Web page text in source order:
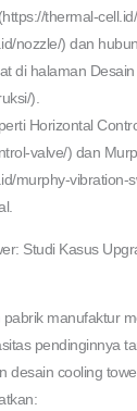
thermal-
nozzle/) dan
di halaman
).
Horizontal
valve/) dan
murphy-vibration-
Studi Kasus
manufaktur
pendinginnya
desain cooling